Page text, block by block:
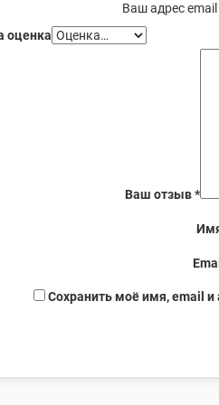
Ваш адрес
оценка
Ваш отзыв*
Сохранить моё имя, email